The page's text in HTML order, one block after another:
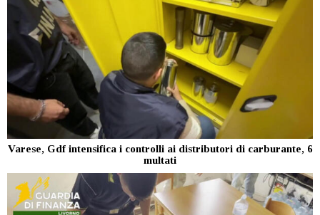
Varese, Gdf intensifica i controlli ai distributori di carburante, 6
multati